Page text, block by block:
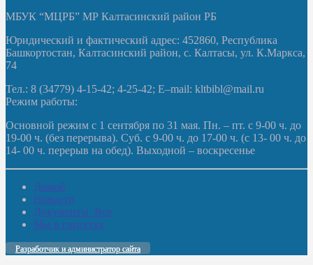
МБУК “МЦРБ” МР Калтасинский район РБ
Юридический и фактический адрес: 452860, Республика
Башкортостан, Калтасинский район, с. Калтасы, ул. К.Маркса,
74
Тел.: 8 (34779) 4-15-42; 4-25-42; E–mail: kltbibl@mail.ru
Режим работы:
Основной режим с 1 сентября по 31 мая. Пн. – пт. с 9-00 ч. до
19-00 ч. (без перерыва). Суб. с 9-00 ч. до 17-00 ч. (с 13- 00 ч. до
14- 00 ч. перерыв на обед). Выходной – воскресенье
Домой
Новости
Документы. Все
Мы в соцсетях
Разработчик и администратор сайта